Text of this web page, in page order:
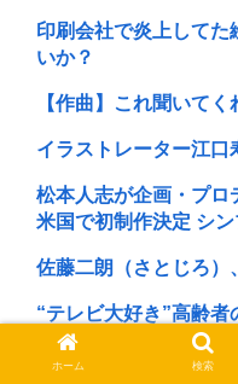
印刷会社で炎上してた
いか？
【作曲】これ聞いて
イラストレーター江口
松本人志が企画・プロ
米国で初制作決定 シ
佐藤二朗（さとじろ）
“テレビ大好き”高齢
「途中から急激につ
ホーム 検索